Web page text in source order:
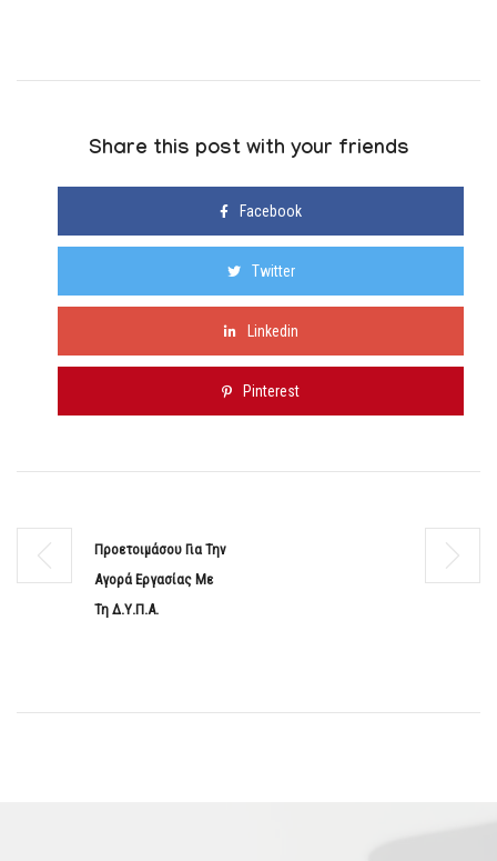
Share this post with your friends
Facebook
Twitter
Linkedin
Pinterest
Προετοιμάσου Για Την
Αγορά Εργασίας Με
Τη Δ.Υ.Π.Α.